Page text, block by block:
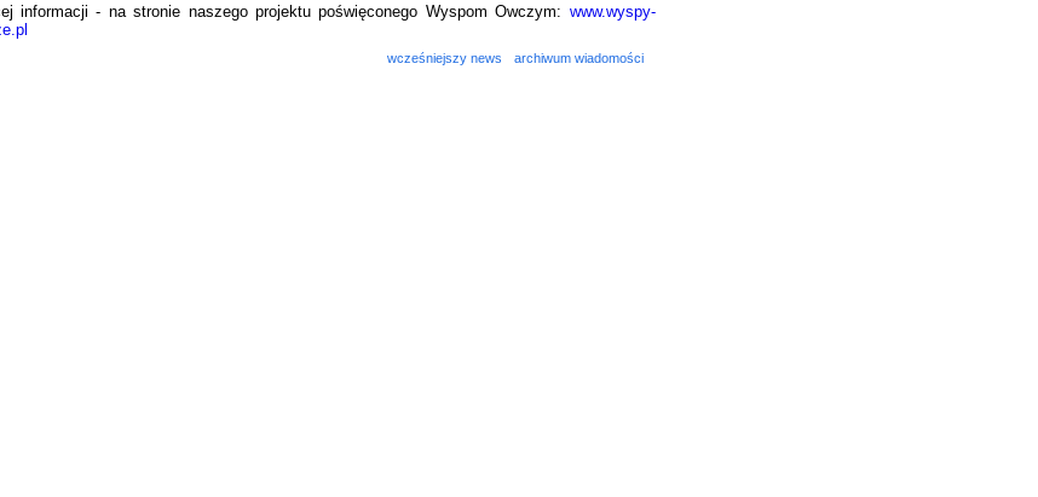
informacji - na stronie naszego projektu poświęconego Wyspom Owczym: www.wyspy-
wcześniejszy news archiwum wiadomości